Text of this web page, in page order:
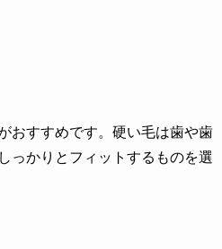
おすすめです。硬い毛は歯や歯
っかりとフィットするものを選